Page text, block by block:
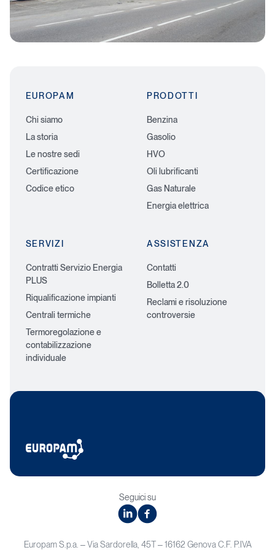
e
l
C
EUROPAM
Chi siamo
La storia
Le nostre sedi
Certificazione
Codice etico
PRODOTTI
Benzina
Gasolio
HVO
Oli lubrificanti
Gas Naturale
Energia elettrica
SERVIZI
Contratti Servizio Energia
PLUS
Riqualificazione impianti
Centrali termiche
Termoregolazione e
contabilizzazione
individuale
ASSISTENZA
Contatti
Bolletta 2.0
Reclami e risoluzione
controversie
Seguici su
linkedinfacebook
Europam S.p.a. – Via Sardorella, 45T – 16162 Genova C.F. P.IVA